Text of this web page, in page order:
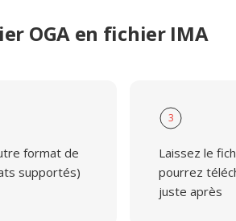
OGA en fichier IMA
format de
supportés)
3
Laissez le
pourrez
juste après